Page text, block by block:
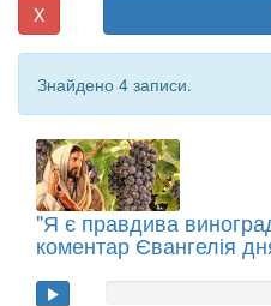
X
Знайдено 4 записи.
"Я є правдива
коментар Євангелія